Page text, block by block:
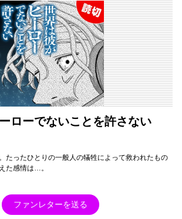
ローでないことを許さない
たったひとりの一般人の犠牲によって救われたもの
た感情は…。
ファンレターを送る